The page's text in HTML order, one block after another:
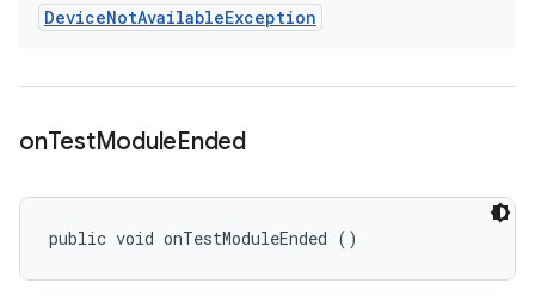
DeviceNotAvailableException
onTestModuleEnded
public void onTestModuleEnded ()